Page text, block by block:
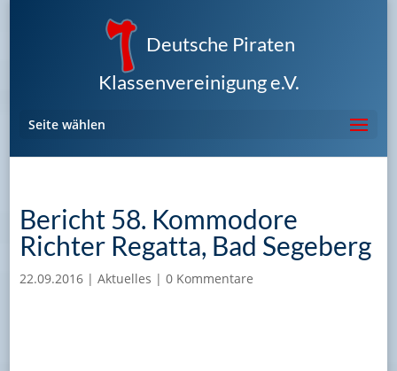
Deutsche Piraten
Klassenvereinigung e.V.
Seite wählen
Bericht 58. Kommodore
Richter Regatta, Bad Segeberg
22.09.2016| Aktuelles | 0 Kommentare